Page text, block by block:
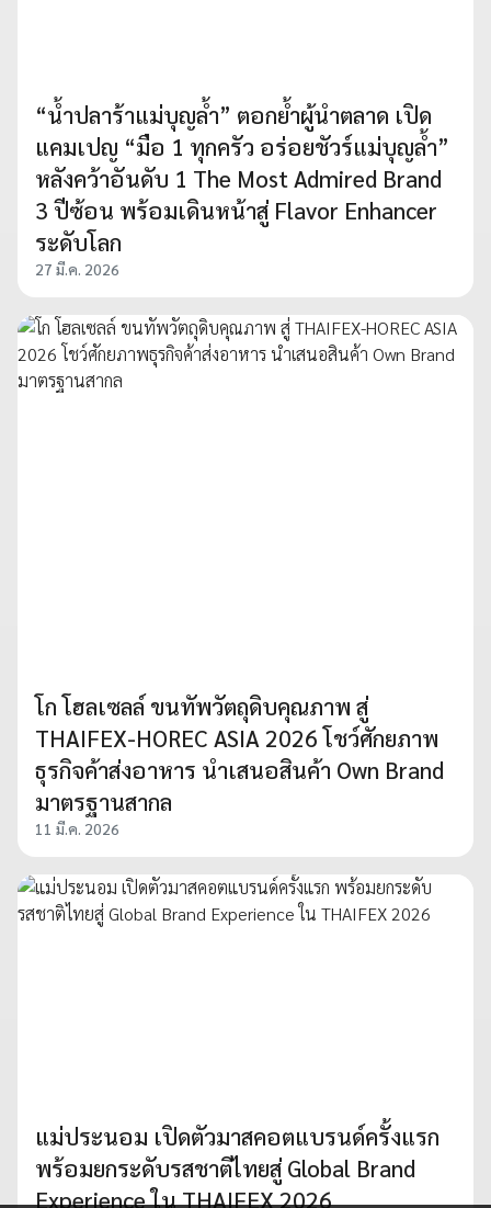
“น้ำปลาร้าแม่บุญล้ำ” ตอกย้ำผู้นำตลาด เปิด
แคมเปญ “มือ 1 ทุกครัว อร่อยชัวร์แม่บุญล้ำ”
หลังคว้าอันดับ 1 The Most Admired Brand
3 ปีซ้อน พร้อมเดินหน้าสู่ Flavor Enhancer
ระดับโลก
27 มี.ค. 2026
โก โฮลเซลล์ ขนทัพวัตถุดิบคุณภาพ สู่
THAIFEX-HOREC ASIA 2026 โชว์ศักยภาพ
ธุรกิจค้าส่งอาหาร นำเสนอสินค้า Own Brand
มาตรฐานสากล
11 มี.ค. 2026
แม่ประนอม เปิดตัวมาสคอตแบรนด์ครั้งแรก
พร้อมยกระดับรสชาติไทยสู่ Global Brand
Experience ใน THAIFEX 2026